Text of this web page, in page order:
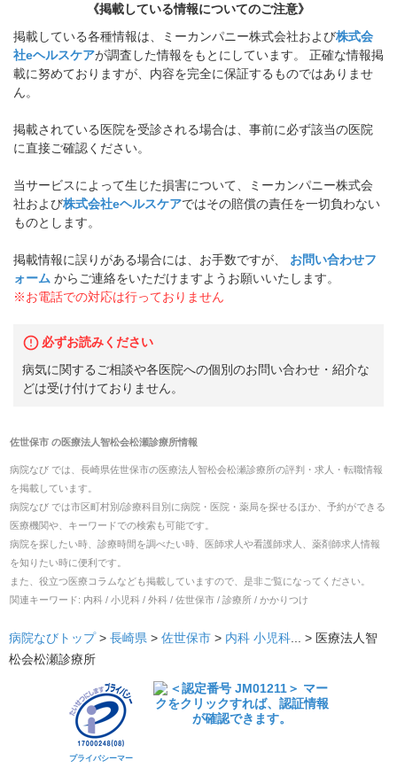
《掲載している情報についてのご注意》
掲載している各種情報は、ミーカンパニー株式会社および株式会
社eヘルスケアが調査した情報をもとにしています。 正確な情報掲
載に努めておりますが、内容を完全に保証するものではありませ
ん。
掲載されている医院を受診される場合は、事前に必ず該当の医院
に直接ご確認ください。
当サービスによって生じた損害について、ミーカンパニー株式会
社および株式会社eヘルスケアではその賠償の責任を一切負わない
ものとします。
掲載情報に誤りがある場合には、お手数ですが、
お問い合わせフ
ォーム からご連絡をいただけますようお願いいたします。
※お電話での対応は行っておりません
必ずお読みください
病気に関するご相談や各医院への個別のお問い合わせ・紹介な
どは受け付けておりません。
佐世保市の医療法人智松会松瀬診療所情報
病院なび では、 長崎県佐世保市の医療法人智松会松瀬診療所の評判・求人・転職情報
を掲載しています。
病院なび では市区町村別/診療科目別に病院・医院・薬局を探せるほか、予約ができる
医療機関や、キーワードでの検索も可能です。
病院を探したい時、診療時間を調べたい時、医師求人や看護師求人、薬剤師求人情報
を知りたい時に便利です。
また、役立つ医療コラムなども掲載していますので、是非ご覧になってください。
関連キーワード: 内科 / 小児科 / 外科 / 佐世保市 / 診療所 / かかりつけ
病院なびトップ > 長崎県 > 佐世保市 > 内科 小児科... > 医療法人智
松会松瀬診療所
プライバシーマー